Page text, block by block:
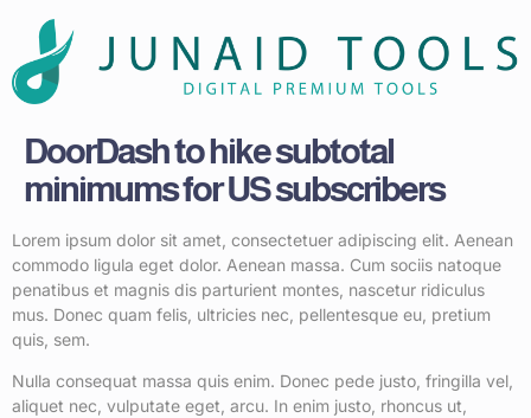
DoorDash to hike subtotal
minimums for US subscribers
Lorem ipsum dolor sit amet, consectetuer adipiscing elit. Aenean
commodo ligula eget dolor. Aenean massa. Cum sociis natoque
penatibus et magnis dis parturient montes, nascetur ridiculus
mus. Donec quam felis, ultricies nec, pellentesque eu, pretium
quis, sem.
Nulla consequat massa quis enim. Donec pede justo, fringilla vel,
aliquet nec, vulputate eget, arcu. In enim justo, rhoncus ut,